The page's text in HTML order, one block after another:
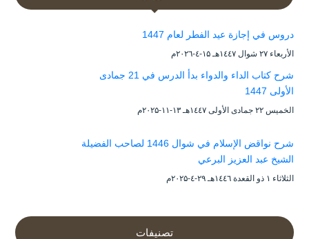
دروس في إجازة عيد الفطر لعام 1447
الأربعاء ۲۷ شوال ۱٤٤۷هـ ۱۵-٤-۲۰۲٦م
شرح كتاب الداء والدواء بدأ الدرس في 21 جمادى
الأولى 1447
الخميس ۲۲ جمادى الأولى ۱٤٤۷هـ ۱۳-۱۱-۲۰۲۵م
شرح نواقض الإسلام في شوال 1446 لصاحب الفضيلة
الشيخ عبد العزيز البرعي
الثلاثاء ۱ ذو القعدة ۱٤٤٦هـ ۲۹-٤-۲۰۲۵م
تصنيفات